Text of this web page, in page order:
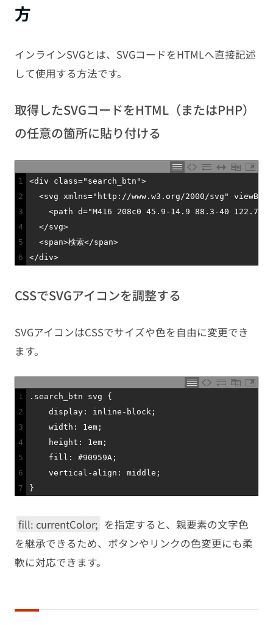
方
インラインSVGとは、SVGコードをHTMLへ直接記述
して使用する方法です。
取得したSVGコードをHTML（またはPHP）
の任意の箇所に貼り付ける
1
2
3
4
5
6
<div class="search_btn">
<svg xmlns="http://www.w3.org/2000/svg" viewBox
<path d="M416 208c0 45.9-14.9 88.3-40
</svg>
<span>検索</span>
</div>
CSSでSVGアイコンを調整する
SVGアイコンはCSSでサイズや色を自由に変更でき
ます。
1
2
3
4
5
6
7
. search_btn svg
{
display : inline - block ;
width : 1em ;
height : 1em ;
fill :
#90959A;
vertical - align : middle ;
}
fill: currentColor; を指定すると、親要素の文字色
を継承できるため、ボタンやリンクの色変更にも柔
軟に対応できます。